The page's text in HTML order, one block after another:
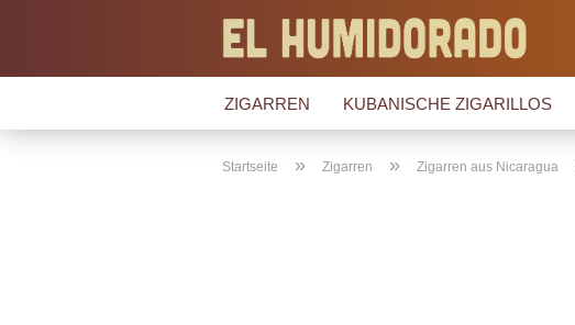
ZIGARREN KUBANISCHE ZIGARILLOS
Startseite » Zigarren » Zigarren aus Nicaragua